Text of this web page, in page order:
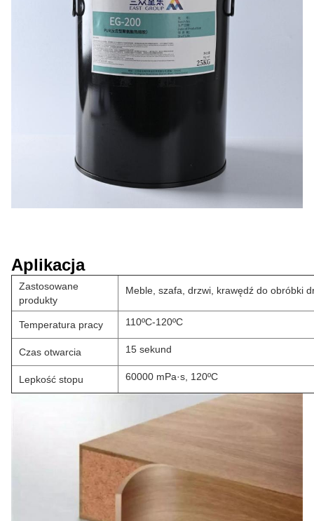
Aplikacja
Zastosowane
produkty
Meble, szafa, drzwi, krawędź do obróbki
Temperatura pracy 110ºC-120ºC
Czas otwarcia 15 sekund
Lepkość stopu 60000 mPa·s, 120ºC